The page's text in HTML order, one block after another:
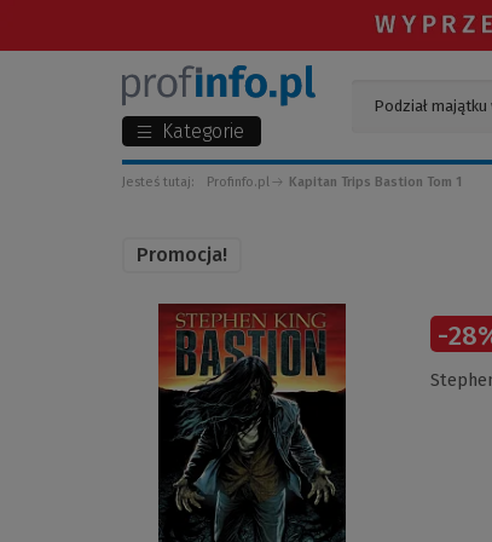
Kategorie
Jesteś tutaj: Profinfo.pl Kapitan Trips Bastion Tom 1
Promocja!
-28